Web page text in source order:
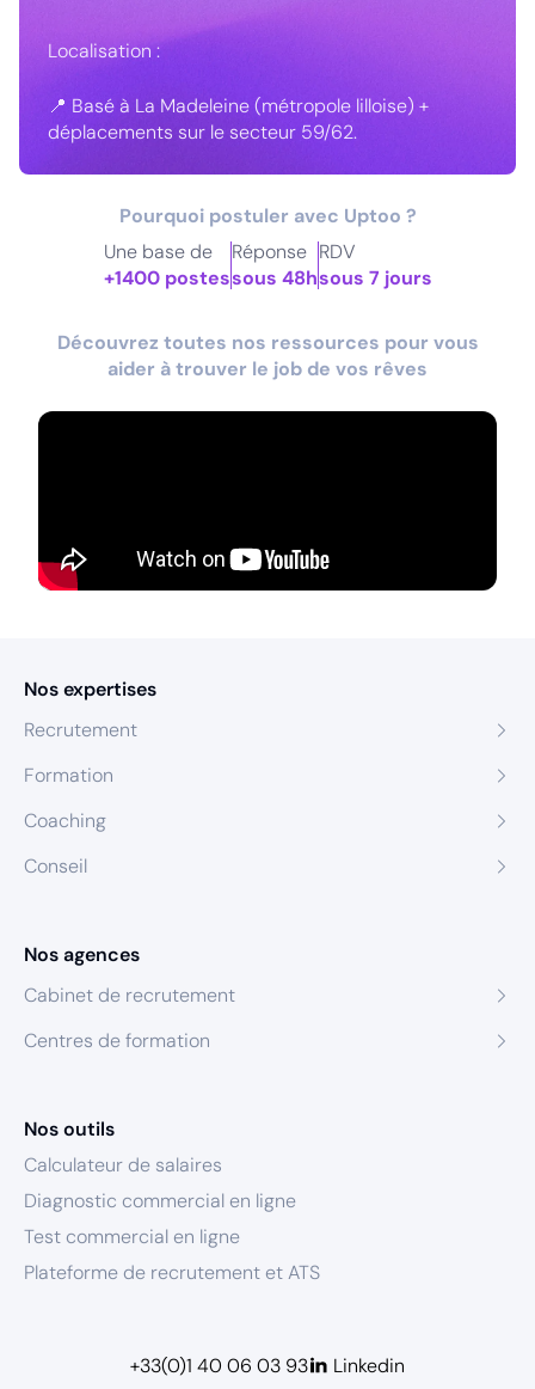
Localisation :
📍 Basé à La Madeleine (métropole lilloise) +
déplacements sur le secteur 59/62.
Pourquoi postuler avec Uptoo ?
Une base de
+1400 postes
Réponse
sous 48h
RDV
sous 7 jours
Découvrez toutes nos ressources pour vous
aider à trouver le job de vos rêves
Nos expertises
Recrutement
Formation
Coaching
Conseil
Nos agences
Cabinet de recrutement
Centres de formation
Nos outils
Calculateur de salaires
Diagnostic commercial en ligne
Test commercial en ligne
Plateforme de recrutement et ATS
+33(0)1 40 06 03 93 Linkedin